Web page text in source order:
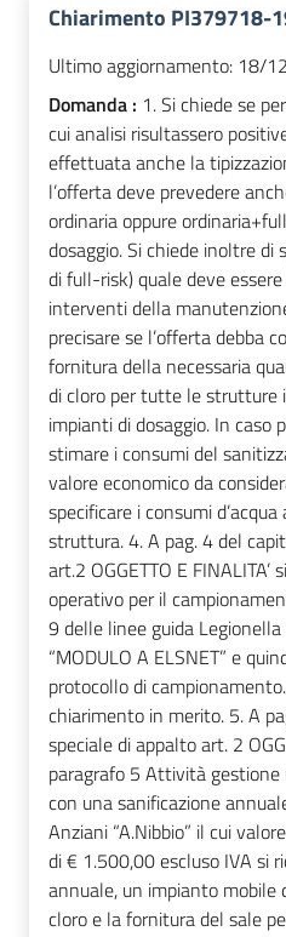
Chiarimento PI379718-
Ultimo aggiornamento: 18/
Domanda : 1. Si chiede se
cui analisi risultassero
effettuata anche la
l’offerta deve prevedere
ordinaria oppure
dosaggio. Si chiede inoltre di
di full-risk) quale deve
interventi della
precisare se l’offerta debba
fornitura della necessaria
di cloro per tutte le strutture
impianti di dosaggio. In caso
stimare i consumi del
valore economico da
specificare i consumi
struttura. 4. A pag. 4 del
art.2 OGGETTO E
operativo per il
9 delle linee guida
“MODULO A ELSNET” e
protocollo di
chiarimento in merito. 5. A
speciale di appalto art. 2
paragrafo 5 Attività gestione
con una sanificazione
Anziani “A.Nibbio” il cui
di € 1.500,00 escluso IVA si
annuale, un impianto mobile
cloro e la fornitura del sale